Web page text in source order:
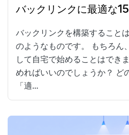
バックリンクに最適な
バックリンクを構築すること
のようなものです。 もちろん
して自宅で始めることはでき
めればいいのでしょうか？ ど
「適...